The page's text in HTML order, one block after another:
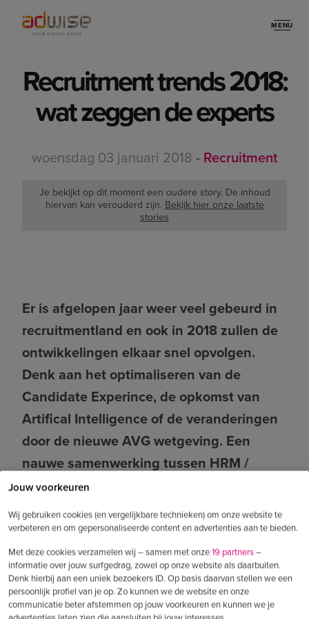
Jouw voorkeuren
Wij gebruiken cookies (en vergelijkbare technieken) om onze website te
verbeteren en om gepersonaliseerde content en advertenties aan te bieden.
Met deze cookies verzamelen wij – samen met onze19 partners–
informatie over jouw surfgedrag, zowel op onze website als daarbuiten.
Denk hierbij aan een uniek bezoekers ID. Op basis daarvan stellen we een
persoonlijk profiel van je op. Zo kunnen we de website en onze
communicatie beter afstemmen op jouw voorkeuren en kunnen we je
MENU
Recruitment trends 2018:
wat zeggen de experts
woensdag 03 januari 2018 - Recruitment
Je bekijkt op dit moment een oudere story. De inhoud
hiervan kan verouderd zijn. Bekijk hier onze laatste
stories
Er is afgelopen jaar weer veel gebeurd in
recruitmentland en ook in 2018 zullen de
ontwikkelingen elkaar snel opvolgen.
Denk aan het optimaliseren van de
Candidate Experince, de opkomst van
Artifical Intelligence of de veranderingen
door de nieuwe AVG wetgeving. Een
nauwe samenwerking tussen HRM /
recruitment, marketing en ICT is
tegenwoordig essentieel om in de war for
talent goed beslagen ten ijs te komen.
OpWerf&, ht blog over
arbeidsmarktcommunicatie & recruitment,